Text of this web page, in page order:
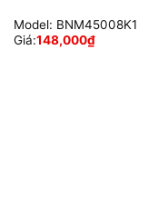
Model: BNM45008K1
Giá:148,000₫